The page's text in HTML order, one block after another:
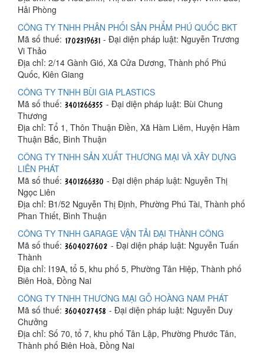
Hải Phòng
CÔNG TY TNHH PHÂN PHỐI SẢN PHẨM PHÚ QUỐC BKT
Mã số thuế:
- Đại diện pháp luật: Nguyễn Trương
Vi Thảo
Địa chỉ: 2/14 Gành Gió, Xã Cửa Dương, Thành phố Phú
Quốc, Kiên Giang
CÔNG TY TNHH BÙI GIA PLASTICS
Mã số thuế:
- Đại diện pháp luật: Bùi Chung
Thương
Địa chỉ: Tổ 1, Thôn Thuận Điền, Xã Hàm Liêm, Huyện Hàm
Thuận Bắc, Bình Thuận
CÔNG TY TNHH SẢN XUẤT THƯƠNG MẠI VÀ XÂY DỰNG
LIÊN PHÁT
Mã số thuế:
- Đại diện pháp luật: Nguyễn Thị
Ngọc Liên
Địa chỉ: B1/52 Nguyễn Thị Định, Phường Phú Tài, Thành phố
Phan Thiết, Bình Thuận
CÔNG TY TNHH GARAGE VẬN TẢI ĐẠI THÀNH CÔNG
Mã số thuế:
- Đại diện pháp luật: Nguyễn Tuấn
Thành
Địa chỉ: I19A, tổ 5, khu phố 5, Phường Tân Hiệp, Thành phố
Biên Hoà, Đồng Nai
CÔNG TY TNHH THƯƠNG MẠI GỖ HOÀNG NAM PHÁT
Mã số thuế:
- Đại diện pháp luật: Nguyễn Duy
Chưởng
Địa chỉ: Số 70, tổ 7, khu phố Tân Lập, Phường Phước Tân,
Thành phố Biên Hoà, Đồng Nai